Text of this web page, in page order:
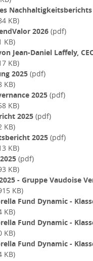
Nachhaltigkeitsberichts
KB)
2026 (pdf)
KB)
Jean-Daniel Laffely,
KB)
2025 (pdf)
KB)
2025 (pdf)
KB)
2025 (pdf)
KB)
2025 (pdf)
KB)
(pdf)
KB)
- Gruppe Vaudoise
KB)
Fund Dynamic -
KB)
Fund Dynamic -
KB)
Fund Dynamic -
KB)